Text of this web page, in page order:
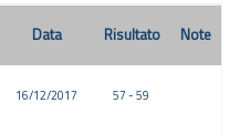
Data Risultato Note
16/12/2017 57 - 59